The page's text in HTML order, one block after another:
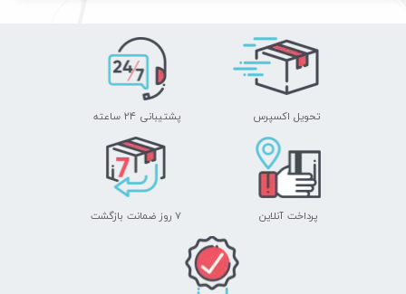
تحویل اکسپرس پشتیبانی ۲۴ ساعته
پرداخت آنلاین ۷ روز ضمانت بازگشت